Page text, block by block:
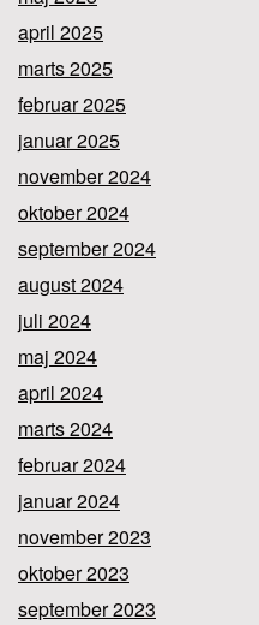
april 2025
marts 2025
februar 2025
januar 2025
november 2024
oktober 2024
september 2024
august 2024
juli 2024
maj 2024
april 2024
marts 2024
februar 2024
januar 2024
november 2023
oktober 2023
september 2023